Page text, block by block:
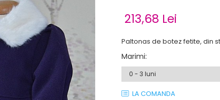
213,68 Lei
Paltonas de botez fetite, din
Marimi:
LA COMANDA